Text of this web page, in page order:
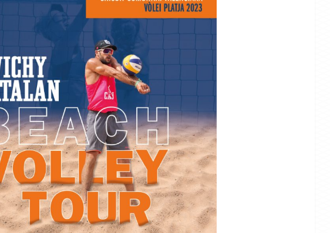
SSAA VÓLEY PLAYA NOTICIAS
Definidas las selecciones
autonómicas sub’19 y sub’21
de vóley playa para los
Campeonatos de España
08/07/2026 641
Definidas las selecciones
sub’15 y sub’17 para los
CESA de vóley playa de Lorca
29/07/2026